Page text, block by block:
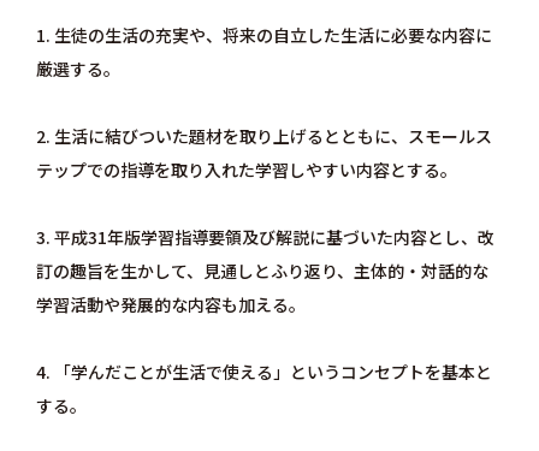
1. 生徒の生活の充実や、将来の自立した生活に必要な内容に
厳選する。
2. 生活に結びついた題材を取り上げるとともに、スモールス
テップでの指導を取り入れた学習しやすい内容とする。
3. 平成31年版学習指導要領及び解説に基づいた内容とし、改
訂の趣旨を生かして、見通しとふり返り、主体的・対話的な
学習活動や発展的な内容も加える。
4. 「学んだことが生活で使える」というコンセプトを基本と
する。